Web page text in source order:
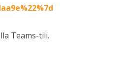
Teams-tili.